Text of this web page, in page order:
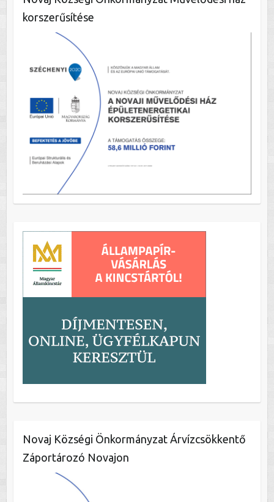
korszerűsítése
Novaj Községi Önkormányzat Árvízcsökkentő
Záportározó Novajon